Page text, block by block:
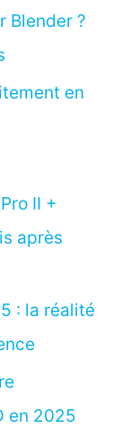
Blender ?
en
II +
après
: la réalité
en 2025